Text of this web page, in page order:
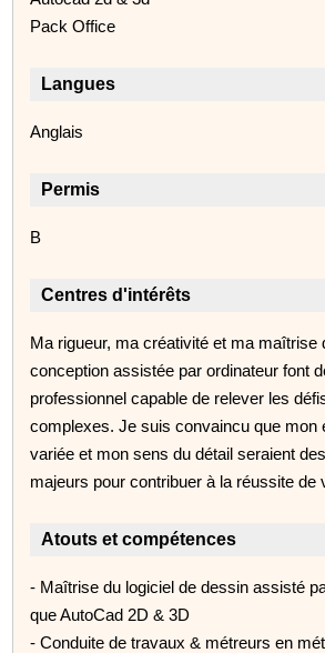
Pack Office
Langues
Anglais
Permis
B
Centres d'intérêts
Ma rigueur, ma créativité et ma maîtrise
conception assistée par ordinateur font
professionnel capable de relever les
complexes. Je suis convaincu que mon
variée et mon sens du détail seraient
majeurs pour contribuer à la réussite de
Atouts et compétences
- Maîtrise du logiciel de dessin assisté
que AutoCad 2D & 3D
- Conduite de travaux & métreurs en